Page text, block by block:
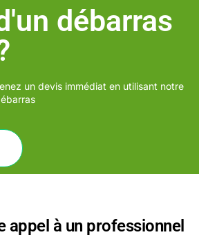
débarras
un devis immédiat en utilisant notre
appel à un professionnel